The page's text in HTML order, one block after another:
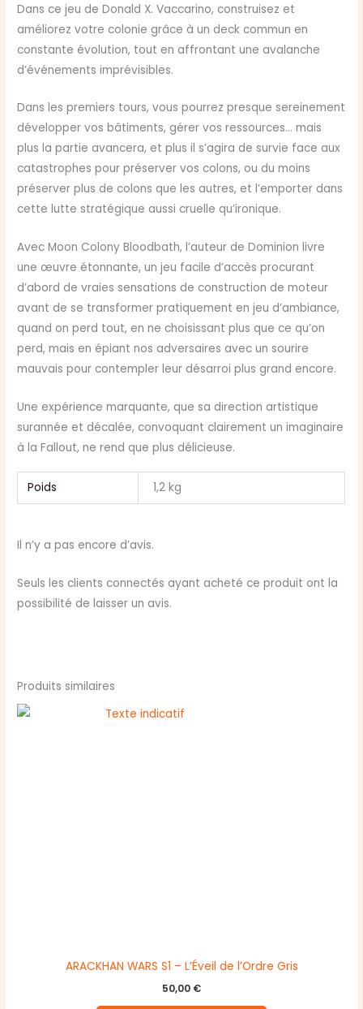
Dans ce jeu de Donald X. Vaccarino, construisez et
améliorez votre colonie grâce à un deck commun en
constante évolution, tout en affrontant une avalanche
d’événements imprévisibles.
Dans les premiers tours, vous pourrez presque sereinement
développer vos bâtiments, gérer vos ressources… mais
plus la partie avancera, et plus il s’agira de survie face aux
catastrophes pour préserver vos colons, ou du moins
préserver plus de colons que les autres, et l’emporter dans
cette lutte stratégique aussi cruelle qu’ironique.
Avec Moon Colony Bloodbath, l’auteur de Dominion livre
une œuvre étonnante, un jeu facile d’accès procurant
d’abord de vraies sensations de construction de moteur
avant de se transformer pratiquement en jeu d’ambiance,
quand on perd tout, en ne choisissant plus que ce qu’on
perd, mais en épiant nos adversaires avec un sourire
mauvais pour contempler leur désarroi plus grand encore.
Une expérience marquante, que sa direction artistique
surannée et décalée, convoquant clairement un imaginaire
à la Fallout, ne rend que plus délicieuse.
Poids 1,2 kg
Il n’y a pas encore d’avis.
Seuls les clients connectés ayant acheté ce produit ont la
possibilité de laisser un avis.
Produits similaires
ARACKHAN WARS S1 – L’Éveil de l’Ordre Gris
50,00 €